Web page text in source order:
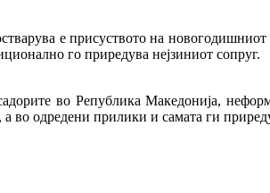
е присуството на новогодишниот
го приредува нејзиниот сопруг.
во Република Македонија,
во одредени прилики и самата ги